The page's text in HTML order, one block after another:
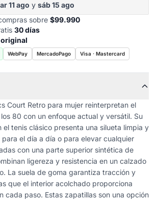
11 ago y sáb 15 ago
sobre $99.990
30 días
original
WebPay MercadoPago Visa · Mastercard
Court Retro para mujer reinterpretan el
80 con un enfoque actual y versátil. Su
el tenis clásico presenta una silueta limpia y
el día a día o para elevar cualquier
con una parte superior sintética de
ligereza y resistencia en un calzado
La suela de goma garantiza tracción y
que el interior acolchado proporciona
cada paso. Estas zapatillas son una opción